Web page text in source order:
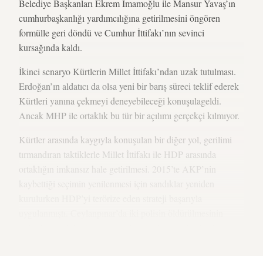
Belediye Başkanları Ekrem İmamoğlu ile Mansur Yavaş’ın
cumhurbaşkanlığı yardımcılığına getirilmesini öngören
formülle geri döndü ve Cumhur İttifakı’nın sevinci
kursağında kaldı.
İkinci senaryo Kürtlerin Millet İttifakı’ndan uzak tutulması.
Erdoğan’ın aldatıcı da olsa yeni bir barış süreci teklif ederek
Kürtleri yanına çekmeyi deneyebileceği konuşulageldi.
Ancak MHP ile ortaklık bu tür bir açılımı gerçekçi kılmıyor.
Kürtler arasında kaygıyla konuşulan bir diğer yol, gerilimi
tırmandıran taktiklerle Millet İttifakı ile HDP arasında
ortaklığın imkansız hale getirilmesi. 2015’te AKP’nin